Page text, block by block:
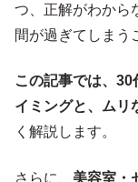
つ、正解がわから
間が過ぎてしまう
この記事では、
イミングと、ムリ
く解説します。
さらに、 美容室・